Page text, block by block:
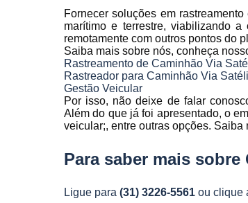
Fornecer soluções em
marítimo e terrestre, viabilizando
remotamente com outros pontos do
Saiba mais sobre nós, conheça
Rastreamento de Caminhão Via
Rastreador para Caminhão Via
Gestão Veicular
Por isso, não deixe de falar
Além do que já foi apresentado, o
veicular;, entre outras opções. Saiba
Para saber mais
Ligue para (31) 3226-5561 ou clique